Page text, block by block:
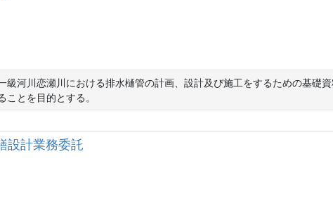
級河川恋瀬川における排水樋管の計画、設計及び施工をするための基礎
ことを目的とする。
設計業務委託